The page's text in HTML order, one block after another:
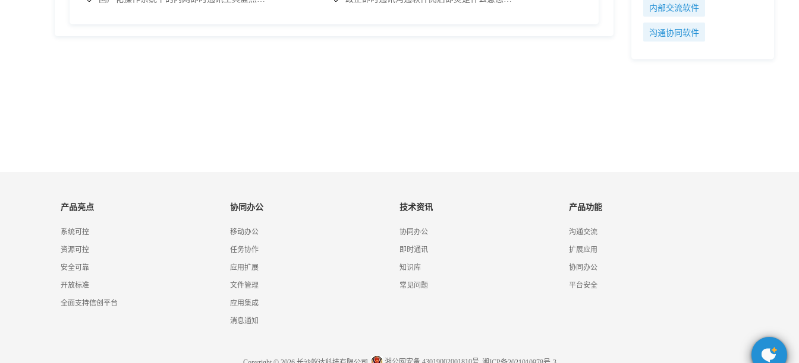
内部交流软件
沟通协同软件
产品亮点
系统可控
资源可控
安全可靠
开放标准
全面支持信创平台
协同办公
移动办公
任务协作
应用扩展
文件管理
应用集成
消息通知
技术资讯
协同办公
即时通讯
知识库
常见问题
产品功能
沟通交流
扩展应用
协同办公
平台安全